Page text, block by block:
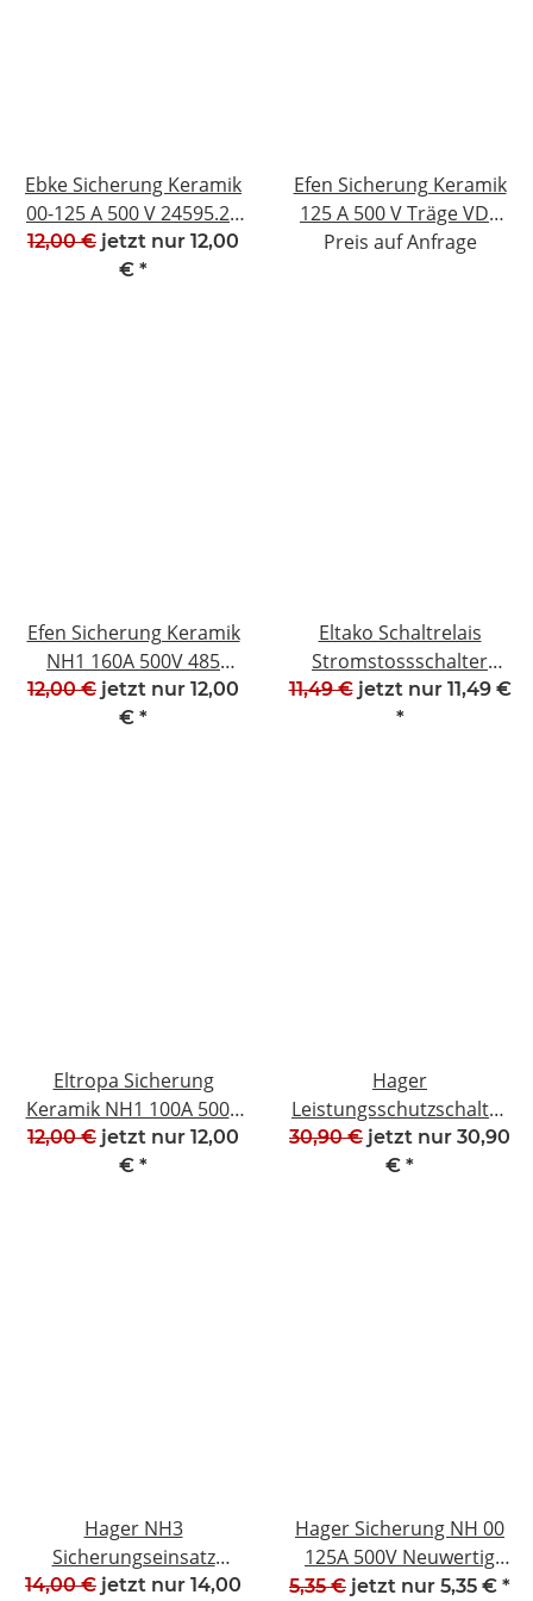
Ebke Sicherung Keramik
00-125 A 500 V 24595.27
Neuwertig #W1390-1018-
3
12,00 € jetzt nur 12,00
€ *
Efen Sicherung Keramik
125 A 500 V Träge VDE
0660 NH 2 #W1385-1018-
Preis auf Anfrage
Efen Sicherung Keramik
NH1 160A 500V 485
Neuwertig #W1441-1020-
3
12,00 € jetzt nur 12,00
€ *
Eltako Schaltrelais
Stromstossschalter
Schließer S12-100
Neuwertig #W1416-1019-
11,49 € jetzt nur 11,49 €
*
Eltropa Sicherung
Keramik NH1 100A 500V
791 552 Neuwertig
#W1442-1019-2
12,00 € jetzt nur 12,00
€ *
Hager
Leistungsschutzschalter
Sicherung 3 Polig
MBN316B16 NEU
30,90 € jetzt nur 30,90
€ *
Hager NH3
Sicherungseinsatz
LNH3630T 630A 500V
14,00 € jetzt nur 14,00
Hager Sicherung NH 00
125A 500V Neuwertig
#W1364-1018-2
5,35 € jetzt nur 5,35 € *